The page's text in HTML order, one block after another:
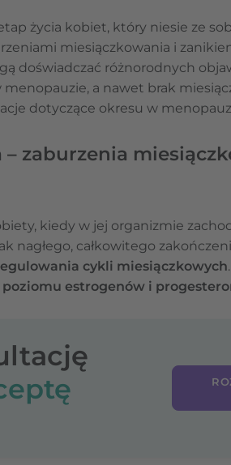
życia kobiet, który niesie ze
miesiączkowania i
doświadczać różnorodnych
a nawet brak
dotyczące okresu w
– zaburzenia
kiedy w jej organizmie
nagłego, całkowitego
cykli miesiączkowych
estrogenów i